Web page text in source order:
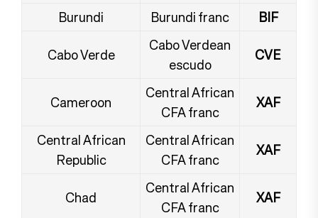
Burundi Burundi franc BIF
Cabo Verde
Cabo Verdean
escudo
CVE
Cameroon
Central African
CFA franc
XAF
Central African
Republic
Central African
CFA franc
XAF
Chad
Central African
CFA franc
XAF